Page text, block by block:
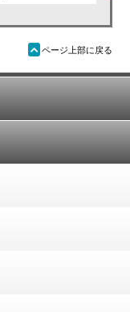
ü ページ上部に戻る